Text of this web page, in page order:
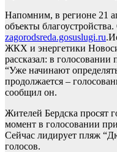
Напомним, в регионе 21
объекты
zagorodsreda.gosuslugi.ru
ЖКХ и энергетики
рассказал: в
“Уже начинают
продолжается –
сообщил он.
Жителей Бердска просят
момент в голосовании
Сейчас лидирует пляж
голосов.